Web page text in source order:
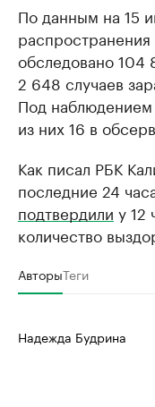
По данным на 15
обследовано 104
2 648 случаев
Под наблюдением
из них 16 в
Как писал РБК
последние 24
подтвердили у 12
количество
АвторыТеги
Надежда Будрина